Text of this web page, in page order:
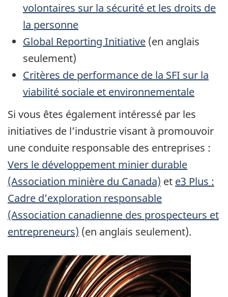
volontaires sur la sécurité et les droits de
la personne
Global Reporting Initiative (en anglais
seulement)
Critères de performance de la SFI sur la
viabilité sociale et environnementale
Si vous êtes également intéressé par les
initiatives de l’industrie visant à promouvoir
une conduite responsable des entreprises :
Vers le développement minier durable
(Association minière du Canada) et e3 Plus :
Cadre d’exploration responsable
(Association canadienne des prospecteurs et
entrepreneurs) (en anglais seulement).